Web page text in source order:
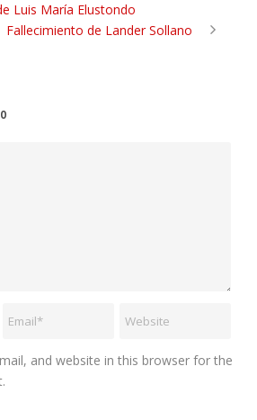
Luis María Elustondo
Fallecimiento de Lander Sollano
and website in this browser for the